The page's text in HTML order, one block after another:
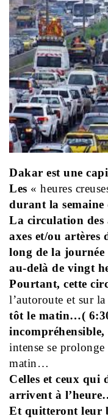
Dakar est une
Les « heures
durant la
La circulation des
axes et/ou artères
long de la journée
au-delà de vingt
Pourtant, cette
l’autoroute et sur
tôt le matin…(
incompréhensible,
intense se
matin…
Celles et ceux
arrivent à
Et quitteront leur